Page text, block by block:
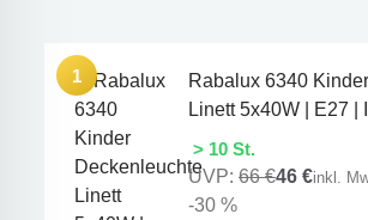
Rabalux 6340
Linett 5x40W | E27 |
> 10 St.
UVP: 66 €46 €inkl.
-30 %